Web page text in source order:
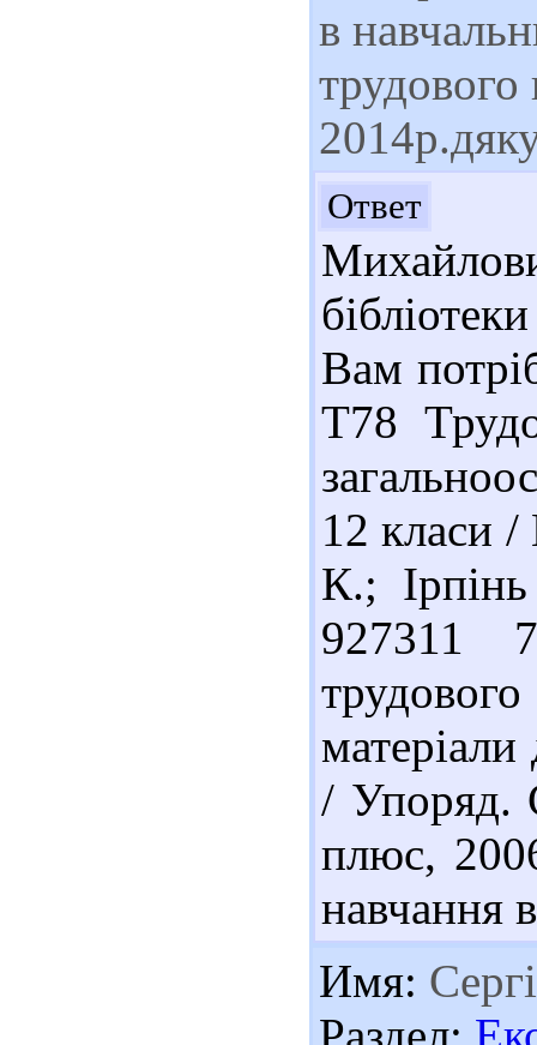
в
Ответ
Вам
Т78
12 класи
К.;
927311
матеріали
/ Упоряд.
плюс,
навчання
Имя: